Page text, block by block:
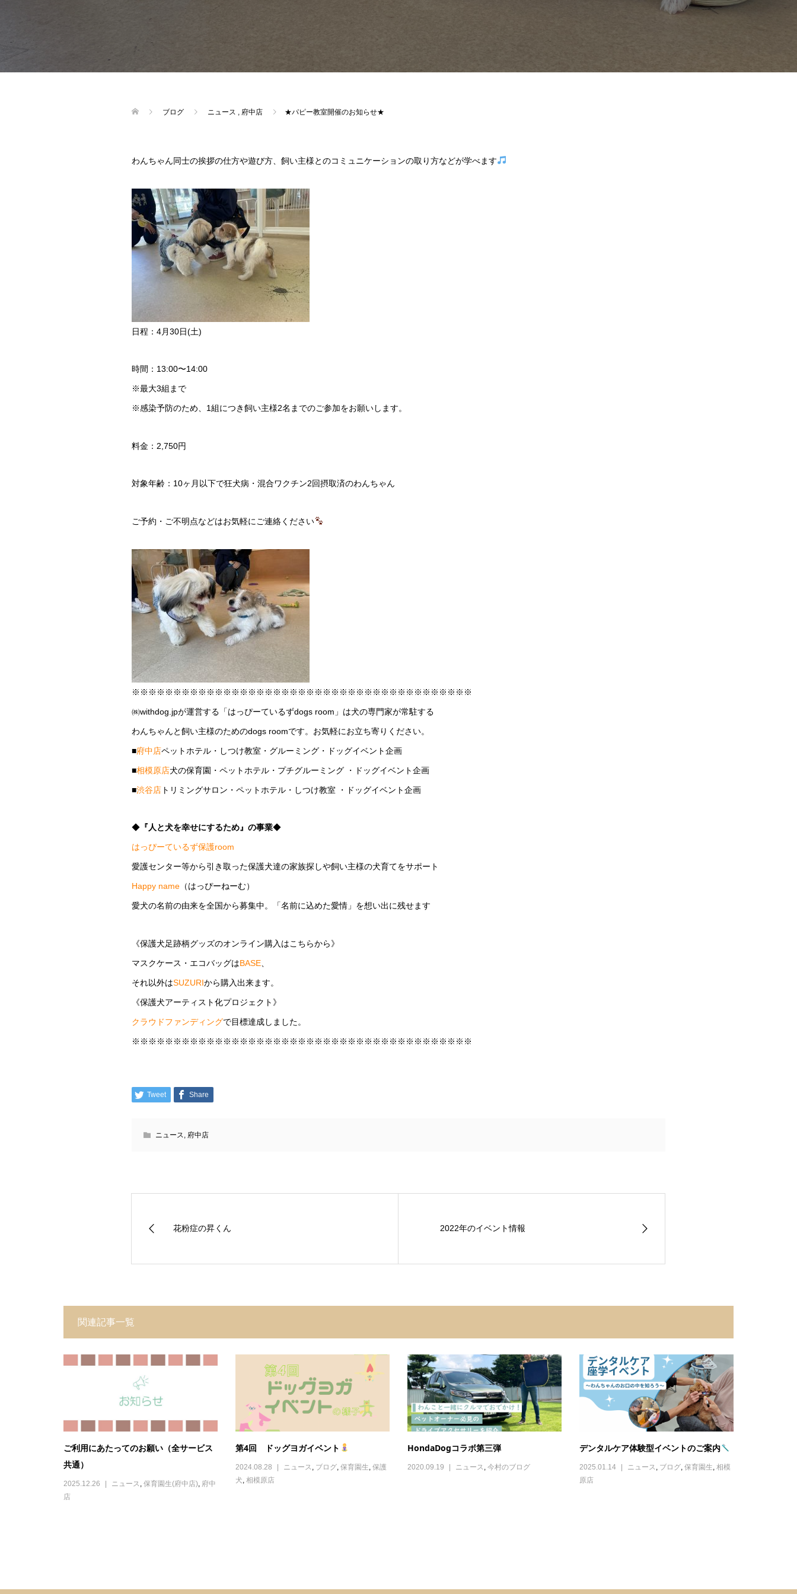
ブログ ニュース 府中店 ★パピー教室開催のお知らせ★
わんちゃん同士の挨拶の仕方や遊び方、飼い主様とのコミュニケーションの取り方などが学べます
日程：4月30日(土)
時間：13:00〜14:00
※最大3組まで
※感染予防のため、1組につき飼い主様2名までのご参加をお願いします。
料金：2,750円
対象年齢：10ヶ月以下で狂犬病・混合ワクチン2回摂取済のわんちゃん
ご予約・ご不明点などはお気軽にご連絡ください
※※※※※※※※※※※※※※※※※※※※※※※※※※※※※※※※※※※※※※※※※
㈱withdog.jpが運営する「はっぴーているずdogs room」は犬の専門家が常駐する
わんちゃんと飼い主様のためのdogs roomです。お気軽にお立ち寄りください。
■府中店ペットホテル・しつけ教室・グルーミング・ドッグイベント企画
■相模原店犬の保育園・ペットホテル・プチグルーミング ・ドッグイベント企画
■渋谷店 トリミングサロン・ペットホテル・しつけ教室 ・ドッグイベント企画
◆ 『人と犬を幸せにするため』の事業◆
はっぴーているず保護room
愛護センター等から引き取った保護犬達の家族探しや飼い主様の犬育てをサポート
Happy name （はっぴーねーむ）
愛犬の名前の由来を全国から募集中。「名前に込めた愛情」を想い出に残せます
《保護犬足跡柄グッズのオンライン購入はこちらから》
マスクケース・エコバッグはBASE
それ以外はSUZURIから購入出来ます。
《保護犬アーティスト化プロジェクト》
クラウドファンディングで目標達成しました。
※※※※※※※※※※※※※※※※※※※※※※※※※※※※※※※※※※※※※※※※※
Tweet Share
ニュース, 府中店
花粉症の昇くん 2022年のイベント情報
関連記事一覧
ご利用にあたってのお願い（全サービス
共通）
2025.12.26 ニュース, 保育園生(府中店), 府中
店
第4回 ドッグヨガイベント
2024.08.28 ニュース, ブログ, 保育園生, 保護
犬, 相模原店
HondaDogコラボ第三弾
2020.09.19 ニュース, 今村のブログ
デンタルケア体験型イベントのご案内
2025.01.14 ニュース, ブログ, 保育園生, 相模
原店